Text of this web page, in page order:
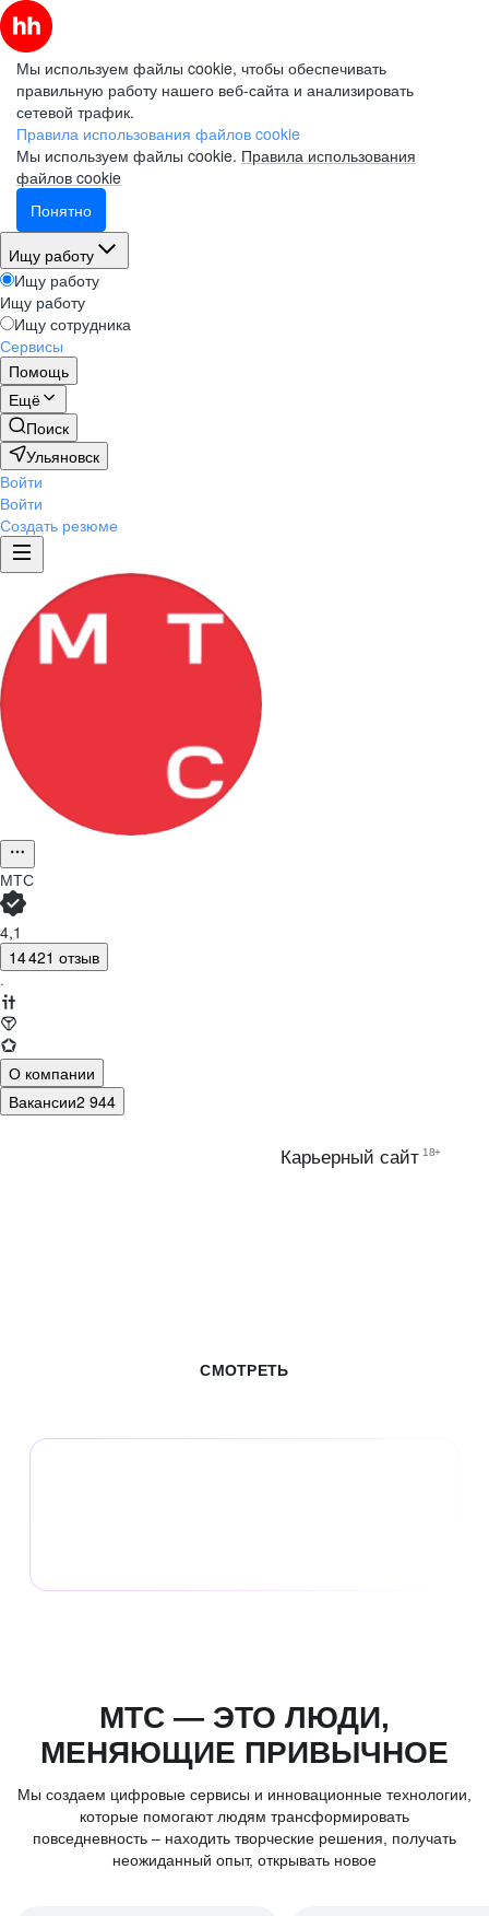
Мы используем файлы cookie, чтобы обеспечивать
правильную работу нашего веб-сайта и анализировать
сетевой трафик.
Правила использования файлов cookie
Мы используем файлы cookie. Правила использования
файлов cookie
Понятно
Ищу работу
Ищу работу
Ищу работу
Ищу сотрудника
Сервисы
Помощь
Ещё
Поиск
Ульяновск
Войти
Войти
Создать резюме
МТС
4,1
14 421 отзыв
·
О компании
Вакансии2 944
Карьерный сайт 18+
СМОТРЕТЬ
МТС — ЭТО ЛЮДИ,
МЕНЯЮЩИЕ ПРИВЫЧНОЕ
Мы создаем цифровые сервисы и инновационные технологии,
которые помогают людям трансформировать
повседневность – находить творческие решения, получать
неожиданный опыт, открывать новое